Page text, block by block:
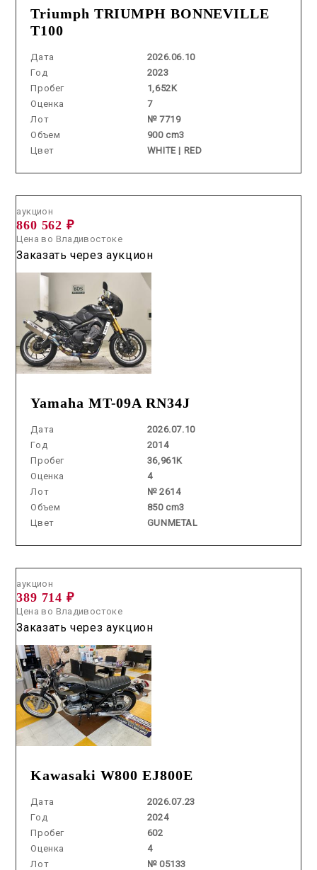
Triumph TRIUMPH BONNEVILLE
T100
Дата
2026.06.10
Год
2023
Пробег
1,652K
Оценка
7
Лот
№ 7719
Объем
900 cm3
Цвет
WHITE | RED
Yamaha MT-09A RN34J
Дата
2026.07.10
Год
2014
Пробег
36,961K
Оценка
4
Лот
№ 2614
Объем
850 cm3
Цвет
GUNMETAL
аукцион
860 562 ₽
Цена во Владивостоке
Заказать через аукцион
Kawasaki W800 EJ800E
Дата
2026.07.23
Год
2024
Пробег
602
Оценка
4
Лот
№ 05133
аукцион
389 714 ₽
Цена во Владивостоке
Заказать через аукцион